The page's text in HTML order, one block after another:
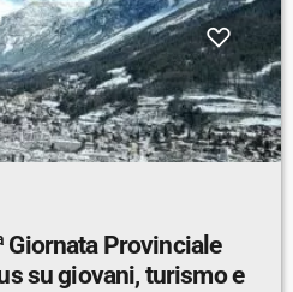
Giornata Provinciale
su giovani, turismo e